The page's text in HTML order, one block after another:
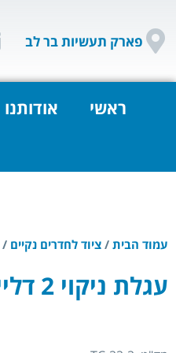
פארק תעשיות בר לב
ראשי אודותנו
עמוד הבית / ציוד לחדרים נקיים /
עגלת ניקוי 2 דליים